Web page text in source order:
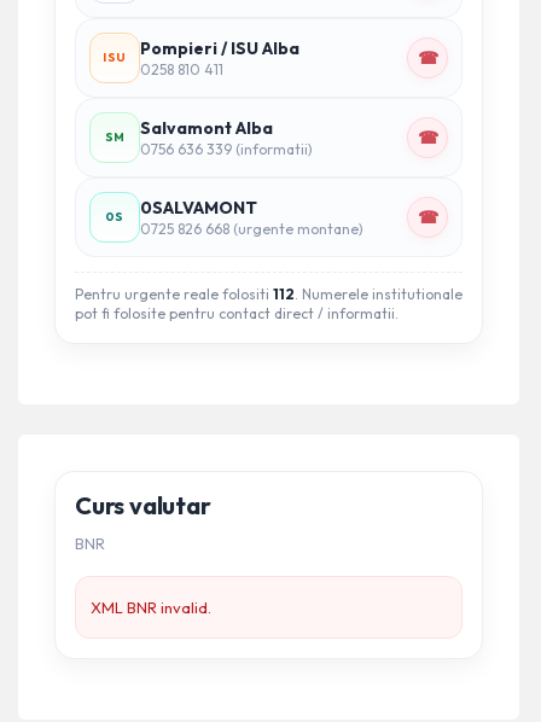
ISU Pompieri / ISU Alba
0258 810 411 ☎
SM Salvamont Alba
0756 636 339 (informatii) ☎
0S 0SALVAMONT
0725 826 668 (urgente montane) ☎
Pentru urgente reale folositi 112. Numerele institutionale
pot fi folosite pentru contact direct / informatii.
Curs valutar
BNR
XML BNR invalid.